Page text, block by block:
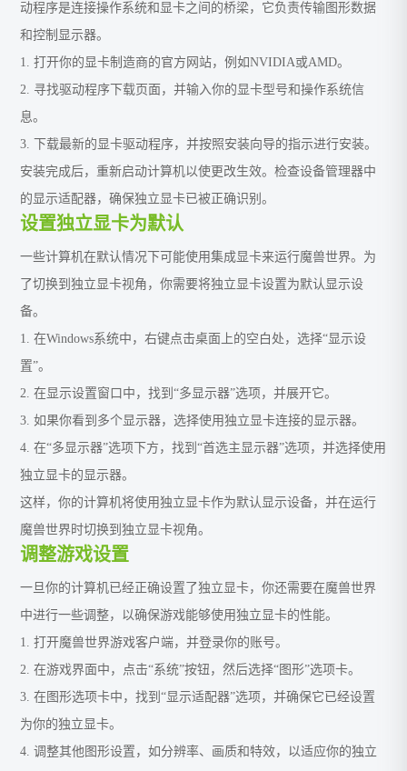
动程序是连接操作系统和显卡之间的桥梁，它负责传输图形数据
和控制显示器。
1. 打开你的显卡制造商的官方网站，例如NVIDIA或AMD。
2. 寻找驱动程序下载页面，并输入你的显卡型号和操作系统信
息。
3. 下载最新的显卡驱动程序，并按照安装向导的指示进行安装。
安装完成后，重新启动计算机以使更改生效。检查设备管理器中
的显示适配器，确保独立显卡已被正确识别。
设置独立显卡为默认
一些计算机在默认情况下可能使用集成显卡来运行魔兽世界。为
了切换到独立显卡视角，你需要将独立显卡设置为默认显示设
备。
1. 在Windows系统中，右键点击桌面上的空白处，选择“显示设
置”。
2. 在显示设置窗口中，找到“多显示器”选项，并展开它。
3. 如果你看到多个显示器，选择使用独立显卡连接的显示器。
4. 在“多显示器”选项下方，找到“首选主显示器”选项，并选择使用
独立显卡的显示器。
这样，你的计算机将使用独立显卡作为默认显示设备，并在运行
魔兽世界时切换到独立显卡视角。
调整游戏设置
一旦你的计算机已经正确设置了独立显卡，你还需要在魔兽世界
中进行一些调整，以确保游戏能够使用独立显卡的性能。
1. 打开魔兽世界游戏客户端，并登录你的账号。
2. 在游戏界面中，点击“系统”按钮，然后选择“图形”选项卡。
3. 在图形选项卡中，找到“显示适配器”选项，并确保它已经设置
为你的独立显卡。
4. 调整其他图形设置，如分辨率、画质和特效，以适应你的独立